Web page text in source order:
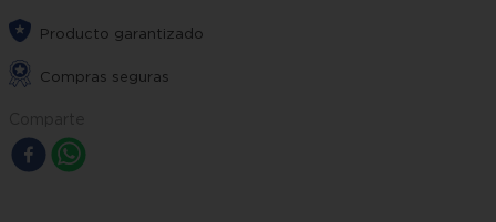
Producto garantizado
Compras seguras